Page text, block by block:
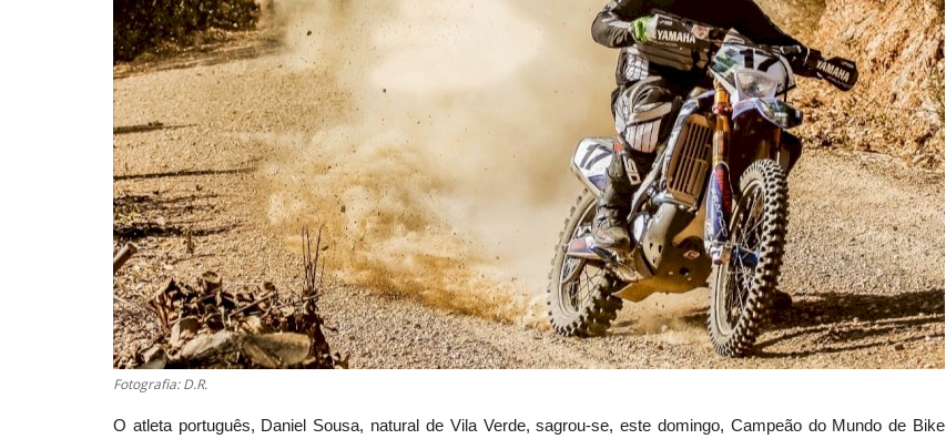
Fotografia: D.R.
O atleta português, Daniel Sousa, natural de Vila Verde, sagrou-se, este domingo, Campeão do Mundo de Bike